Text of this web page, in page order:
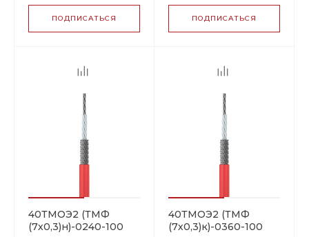
секцияПОДПИСАТЬСЯ
секцияПОДПИСАТЬСЯ
40ТМОЭ2 (ТМФ
(7х0,3)н)-0240-100
40ТМОЭ2 (ТМФ
(7х0,3)к)-0360-100